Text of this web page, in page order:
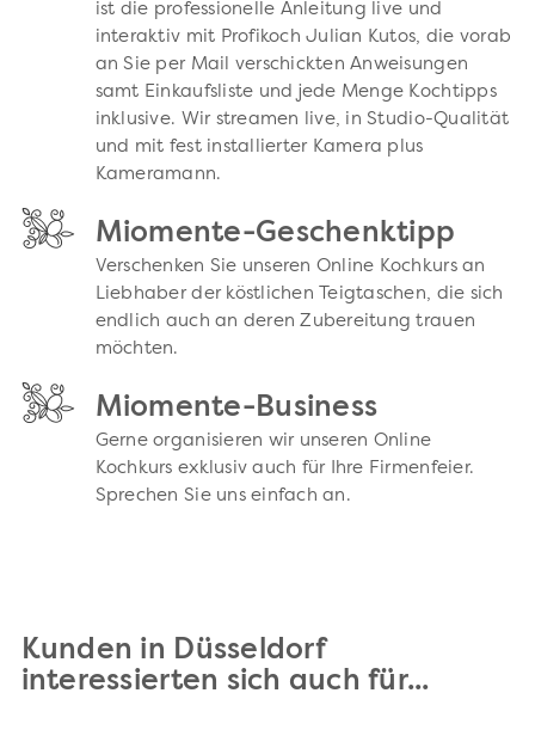
ist die professionelle Anleitung live und
interaktiv mit Profikoch Julian Kutos, die vorab
an Sie per Mail verschickten Anweisungen
samt Einkaufsliste und jede Menge Kochtipps
inklusive. Wir streamen live, in Studio-Qualität
und mit fest installierter Kamera plus
Kameramann.
Miomente-Geschenktipp
Verschenken Sie unseren Online Kochkurs an
Liebhaber der köstlichen Teigtaschen, die sich
endlich auch an deren Zubereitung trauen
möchten.
Miomente-Business
Gerne organisieren wir unseren Online
Kochkurs exklusiv auch für Ihre Firmenfeier.
Sprechen Sie uns einfach an.
Kunden in Düsseldorf
interessierten sich auch für...